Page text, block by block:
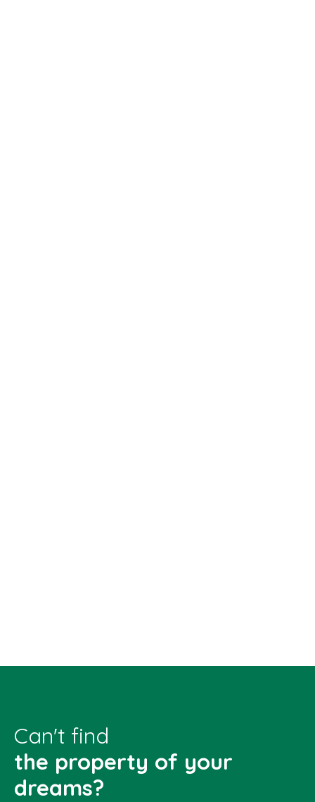
Can't find
the property of your
dreams?